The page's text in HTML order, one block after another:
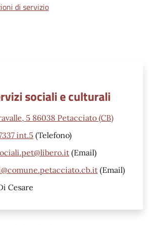
di servizio
sociali e culturali
5 86038 Petacciato (CB)
int.5 (Telefono)
(Email)
(Email)
Cesare